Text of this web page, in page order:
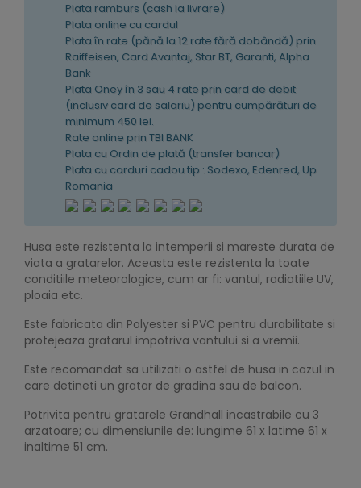
Plata ramburs (cash la livrare)
Plata online cu cardul
Plata în rate (pănă la 12 rate fără dobândă) prin
Raiffeisen, Card Avantaj, Star BT, Garanti, Alpha
Bank
Plata Oney în 3 sau 4 rate prin card de debit
(inclusiv card de salariu) pentru cumpărături de
minimum 450 lei.
Rate online prin TBI BANK
Plata cu Ordin de plată (transfer bancar)
Plata cu carduri cadou tip : Sodexo, Edenred, Up
Romania
Husa este rezistenta la intemperii si mareste durata de
viata a gratarelor. Aceasta este rezistenta la toate
conditiile meteorologice, cum ar fi: vantul, radiatiile UV,
ploaia etc.
Este fabricata din Polyester si PVC pentru durabilitate si
protejeaza gratarul impotriva vantului si a vremii.
Este recomandat sa utilizati o astfel de husa in cazul in
care detineti un gratar de gradina sau de balcon.
Potrivita pentru gratarele Grandhall incastrabile cu 3
arzatoare; cu dimensiunile de: lungime 61 x latime 61 x
inaltime 51 cm.